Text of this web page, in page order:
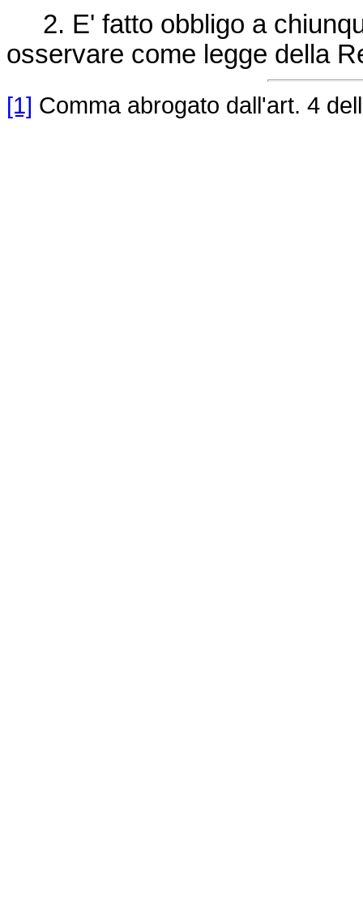
2. E' fatto obbligo a
osservare come legge della
[1] Comma abrogato dall'art. 4